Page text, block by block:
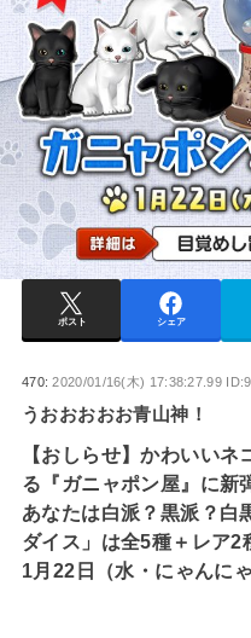
ポスト シェア
470:2020/01/16(木) 17:38:27.99
うおおおおお青山神！
【おしらせ】かわいい
る『ガニャポン屋』に新
あなたは白派？黒派？白
ダイス」は全5種＋レア2
1月22日（水・にゃんに